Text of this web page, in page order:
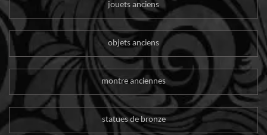
jouets anciens
objets anciens
montre anciennes
statues de bronze